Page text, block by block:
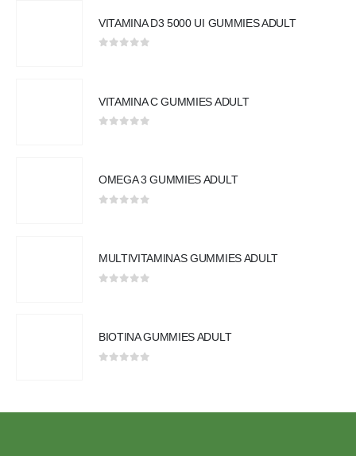
VITAMINA D3 5000 UI GUMMIES ADULT
VITAMINA C GUMMIES ADULT
OMEGA 3 GUMMIES ADULT
MULTIVITAMINAS GUMMIES ADULT
BIOTINA GUMMIES ADULT